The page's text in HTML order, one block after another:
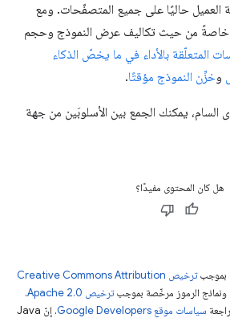
حاليًا على جميع المتصفّحات. ومع
من حيث تكاليف عرض النموذج وحجم
بالأداء في ما يخصّ الذكاء
النموذج مؤقتًا.
يمكنك الجمع بين الأسلوبَين من جهة
كان المحتوى مفيدًا؟
ترخيص Creative Commons Attribution
الرموز مرخّصة بموجبترخيص Apache 2.0‏
.
سياسات موقع Google Developers‏
. إنّ Java